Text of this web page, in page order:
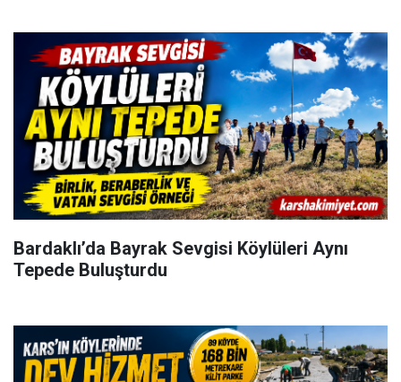
Bardaklı’da Bayrak Sevgisi Köylüleri Aynı
Tepede Buluşturdu